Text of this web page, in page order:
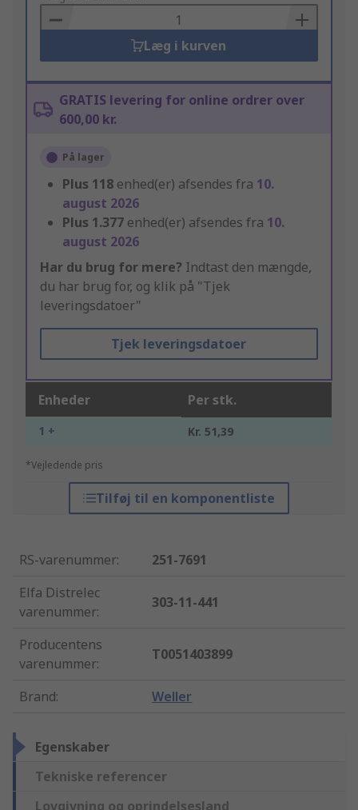
Basket
Læg i kurven
GRATIS levering for online ordrer over
600,00 kr.
På lager
Plus 118 enhed(er) afsendes fra 10.
august 2026
Plus 1.377 enhed(er) afsendes fra 10.
august 2026
Har du brug for mere? Indtast den mængde,
du har brug for, og klik på "Tjek
leveringsdatoer"
Tjek leveringsdatoer
Enheder Per stk.
1 + Kr. 51,39
*Vejledende pris
Tilføj til en komponentliste
RS-varenummer:
251-7691
Elfa Distrelec
varenummer:
303-11-441
Producentens
varenummer:
T0051403899
Brand: Weller
Egenskaber
Tekniske referencer
Lovgivning og oprindelsesland